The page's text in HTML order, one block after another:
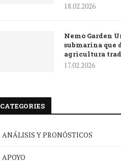
18.02.2026
Nemo Garden
submarina que
agricultura
17.02.2026
CATEGORIES
ANÁLISIS Y PRONÓSTICOS
APOYO